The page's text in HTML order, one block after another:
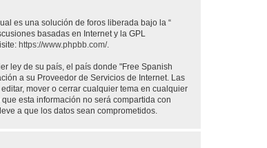
es una solución de foros liberada bajo la “
basadas en Internet y la GPL
https://www.phpbb.com/.
ley de su país, el país donde "Free Spanish
a su Proveedor de Servicios de Internet. Las
mover o cerrar cualquier tema en cualquier
esta información no será compartida con
a que los datos sean comprometidos.